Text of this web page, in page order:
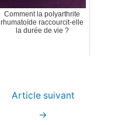
Comment la polyarthrite
rhumatoïde raccourcit-elle
la durée de vie ?
Article suivant
→